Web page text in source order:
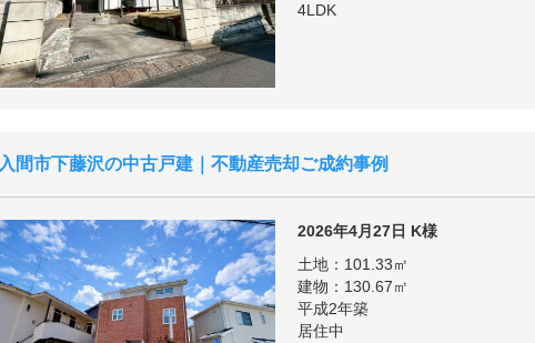
4LDK
入間市下藤沢の中古戸建｜不動産売却ご成約事例
2026年4月27日 K様
土地：101.33㎡
建物：130.67㎡
平成2年築
居住中